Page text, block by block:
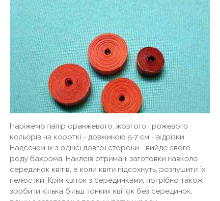
Наріжемо папір оранжевого, жовтого і рожевого
кольорів на короткі - довжиною 5-7 см - відрізки.
Надсечём їх з однієї довгої сторони - вийде свого
роду бахрома. Наклеїв отримані заготовки навколо
серединок квітів, а коли квіти підсохнуть, розпушити їх
пелюстки. Крім квіток з серединками, потрібно також
зробити кілька більш тонких квіток без серединок,